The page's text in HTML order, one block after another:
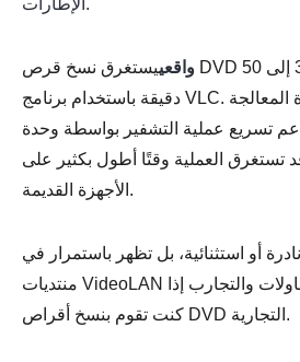
الإطارات.
واقعييستغرق نسخ قرص DVD مدته 90 دقيقة من 30 إلى 50
دقيقة باستخدام برنامج VLC. يعتمد البرنامج على وحدة المعالجة
تسريع عملية التشفير بواسطة وحدة
تستغرق العملية وقتًا أطول بكثير على
الأجهزة القديمة.
أو استثنائية، بل تظهر باستمرار في
منتديات VideoLAN وغيرها. توقع بعض المحاولات والتجارب إذا
كنت تقوم بنسخ أقراص DVD التجارية.